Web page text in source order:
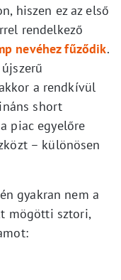
hiszen ez az első
rendelkező
nevéhez fűződik.
a rendkívül
short
piac egyelőre
– különösen
gyakran nem a
mögötti sztori,